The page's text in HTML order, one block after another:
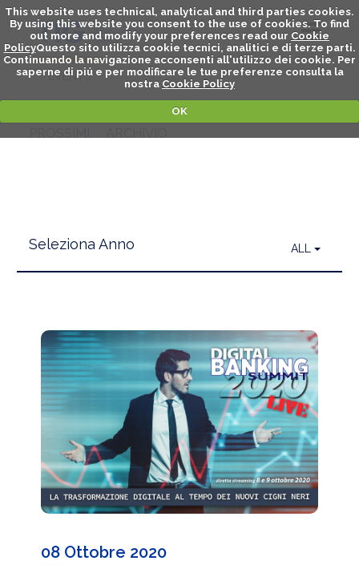
This website uses technical, analytical and third parties cookies.
By using this website you consent to the use of cookies. To find
out more and modify your preferences read our Cookie
PolicyQuesto sito utilizza cookie tecnici, analitici e di terze parti.
Continuando la navigazione acconsenti all'utilizzo dei cookie. Per
saperne di piú e per modificare le tue preferenze consulta la
nostra Cookie Policy
OK
EVENTS
DIGITAL EVENTS
Seleziona Anno ALL
08 Ottobre 2020